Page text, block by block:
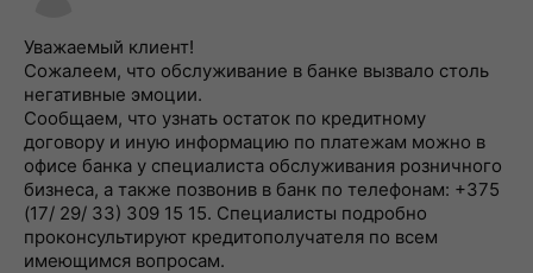
Уважаемый клиент!
Сожалеем, что обслуживание в банке вызвало столь
негативные эмоции.
Сообщаем, что узнать остаток по кредитному
договору и иную информацию по платежам можно в
офисе банка у специалиста обслуживания розничного
бизнеса, а также позвонив в банк по телефонам: +375
(17/ 29/ 33) 309 15 15. Специалисты подробно
проконсультируют кредитополучателя по всем
имеющимся вопросам.